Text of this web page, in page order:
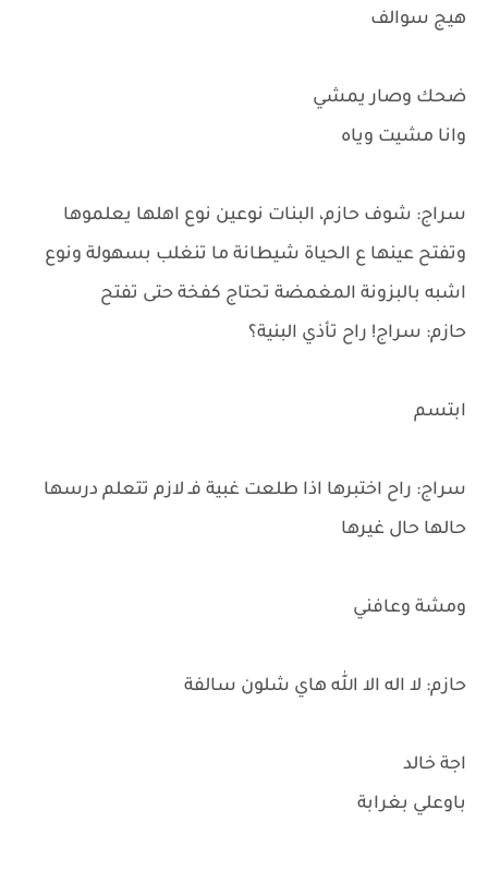
هيج سوالف
ضحك وصار يمشي
وانا مشيت وياه
سراج: شوف حازم، البنات نوعين نوع اهلها يعلموها
وتفتح عينها ع الحياة شيطانة ما تنغلب بسهولة ونوع
اشبه بالبزونة المغمضة تحتاج كفخة حتى تفتح
حازم: سراج! راح تأذي البنية؟
ابتسم
سراج: راح اختبرها اذا طلعت غبية فـ لازم تتعلم درسها
حالها حال غيرها
ومشة وعافني
حازم: لا اله الا الله هاي شلون سالفة
اجة خالد
باوعلي بغرابة